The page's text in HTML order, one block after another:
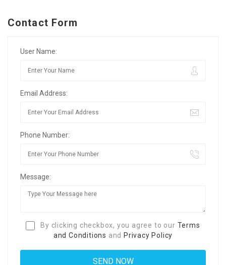
Contact Form
User Name:
Email Address:
Phone Number:
Message:
By clicking checkbox, you agree to our Terms
and Conditions and Privacy Policy